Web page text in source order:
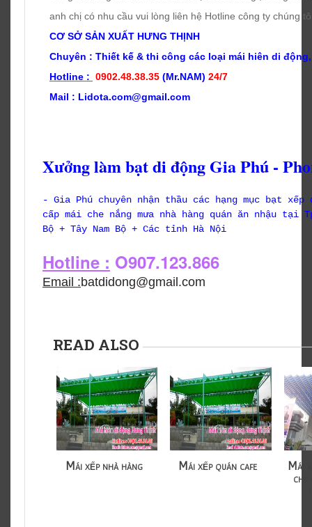
anh chị có nhu cầu vui lòng liên hệ Hotline công ty chúng
CƠ SỞ SẢN XUẤT HƯNG THỊNH
Chuyên : Thiết kế & thi công các loại mái hiên di
Hotline : 0902.48.38.35 (Mr.NAM) 24/7
Mail : Lidota.com@gmail.com
Xưởng làm bạt di động Gia Phú -
- Gia Phú chuyên nhận thầu các hạng mục bạt
cấp mái che nắng mưa nhà hàng quán ăn nhậu tại
Bộ + Tây Nam Bộ + Các tỉnh Hà Nội
Hotline : O907.123.866
Email :batdidong@gmail.com
READ ALSO
Mái xếp nhà hàng Mái xếp quán cafe
Mái
che